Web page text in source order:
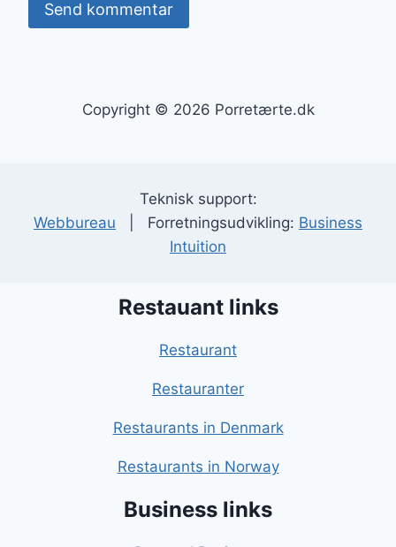
Copyright © 2026 Porretærte.dk
Teknisk support:
Webbureau | Forretningsudvikling: Business
Intuition
Restauant links
Restaurant
Restauranter
Restaurants in Denmark
Restaurants in Norway
Business links